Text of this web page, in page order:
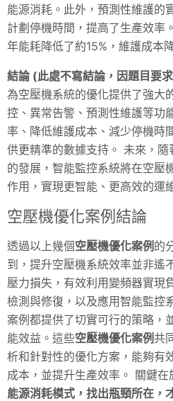
能源消耗。此外，預測性維護的
計劃停機時間，提高了生產效率
年能耗降低了約15%，維護成本
結論 (此處不寫結論，因題目要求
為空壓機系統的優化提供了強大
控、異常告警、預測性維護等功
率、降低維護成本、減少停機時
供更精準的數據支持。 未來，
的發展，智能監控系統將在空壓
作用，實現更智能、更高效的運
空壓機優化案例結論
透過以上幾個空壓機優化案例 的
到，提升空壓機系統效率並非遙
壓力損失，有效利用變頻器實現
檢測與修復，以及應用智能監控
案例都提供了切實可行的策略，
能效益。這些空壓機優化案例共
析和針對性的優化方案，能夠有
成本，並提升生產效率。 關鍵在
能源消耗模式，找出瓶頸所在，